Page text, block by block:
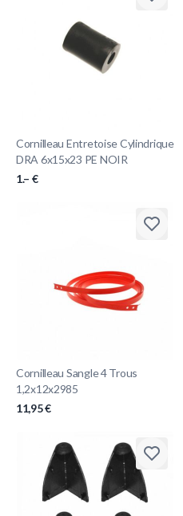
Cornilleau Entretoise Cylindrique
DRA 6x15x23 PE NOIR
1.– €
Cornilleau Sangle 4 Trous
1,2x12x2985
11,95 €